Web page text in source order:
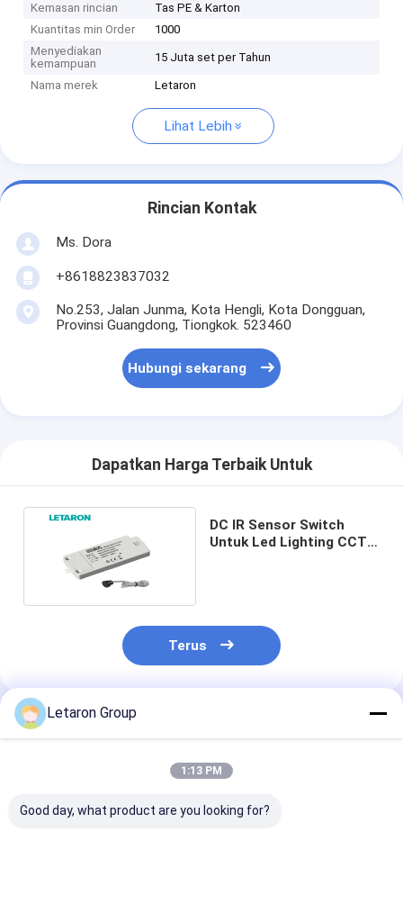
Kemasan rincian
Tas PE & Karton
Kuantitas min Order
1000
Menyediakan
kemampuan
15 Juta set per Tahun
Nama merek Letaron
Lihat Lebih
Rincian Kontak
Ms. Dora
+8618823837032
No.253, Jalan Junma, Kota Hengli, Kota Dongguan,
Provinsi Guangdong, Tiongkok. 523460
Hubungi sekarang
Dapatkan Harga Terbaik Untuk
DC IR Sensor Switch
Untuk Led Lighting CCT
Terus
Rekomendasi Produk
Letaron Group
1:13 PM
Good day, what product are you looking for?